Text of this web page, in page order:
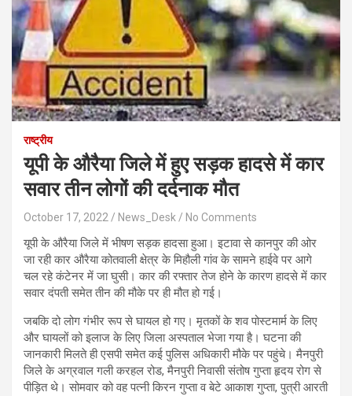
राष्ट्रीय
यूपी के औरैया जिले में हुए सड़क हादसे में कार
सवार तीन लोगों की दर्दनाक मौत
October 17, 2022 News_Desk No Comments
यूपी के औरैया जिले में भीषण सड़क हादसा हुआ। इटावा से कानपुर की ओर
जा रही कार औरैया कोतवाली क्षेत्र के मिहौली गांव के सामने हाईवे पर आगे
चल रहे कंटेनर में जा घुसी। कार की रफ्तार तेज होने के कारण हादसे में कार
सवार दंपती समेत तीन की मौके पर ही मौत हो गई।
जबकि दो लोग गंभीर रूप से घायल हो गए। मृतकों के शव पोस्टमार्म के लिए
और घायलों को इलाज के लिए जिला अस्पताल भेजा गया है। घटना की
जानकारी मिलते ही एसपी समेत कई पुलिस अधिकारी मौके पर पहुंचे। मैनपुरी
जिले के अग्रवाल गली करहल रोड, मैनपुरी निवासी संतोष गुप्ता हृदय रोग से
पीड़ित थे। सोमवार को वह पत्नी किरन गुप्ता व बेटे आकाश गुप्ता, पुत्री आरती